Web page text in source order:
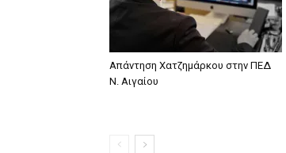
Απάντηση Χατζημάρκου στην ΠΕΔ
Ν. Αιγαίου